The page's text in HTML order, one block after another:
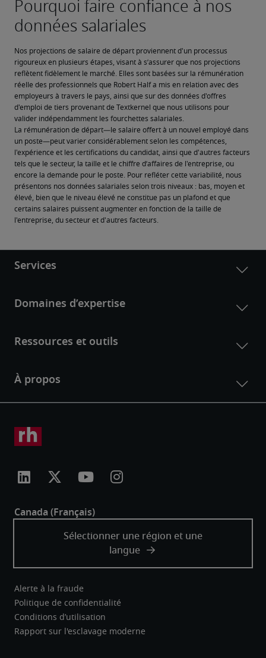
Nos projections de salaire de départ proviennent d'un processus
rigoureux en plusieurs étapes, visant à s’assurer que nos projections
reflètent fidèlement le marché. Elles sont basées sur la rémunération
réelle des professionnels que Robert Half a mis en relation avec des
employeurs à travers le pays, ainsi que sur des données d'offres
d'emploi de tiers provenant de Textkernel que nous utilisons pour
valider indépendamment les fourchettes salariales.
La rémunération de départ—le salaire offert à un nouvel employé dans
un poste—peut varier considérablement selon les compétences,
l'expérience et les certifications du candidat, ainsi que d'autres facteurs
tels que le secteur, la taille et le chiffre d’affaires de l'entreprise, ou
encore la demande pour le poste. Pour refléter cette variabilité, nous
présentons nos données salariales selon trois niveaux : bas, moyen et
élevé, bien que le niveau élevé ne constitue pas un plafond et que
certains salaires puissent augmenter en fonction de la taille de
l'entreprise, du secteur et d'autres facteurs.
Alerte à la fraude
Politique de confidentialité
Conditions d’utilisation
Rapport sur l'esclavage moderne